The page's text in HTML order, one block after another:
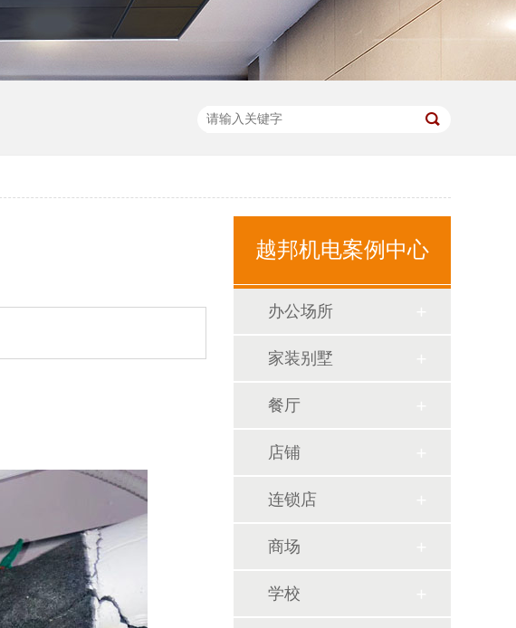
越邦机电案例中心
办公场所
家装别墅
餐厅
店铺
连锁店
商场
学校